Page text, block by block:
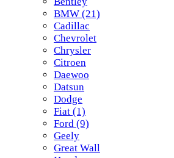
BMW (21)
Cadillac
Chevrolet
Chrysler
Citroen
Daewoo
Datsun
Dodge
Fiat (1)
Ford (9)
Geely
Great Wall